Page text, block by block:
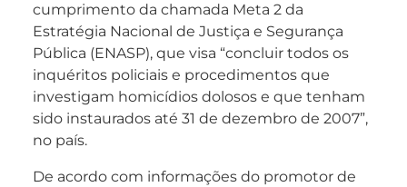
cumprimento da chamada Meta 2 da
Estratégia Nacional de Justiça e Segurança
Pública (ENASP), que visa “concluir todos os
inquéritos policiais e procedimentos que
investigam homicídios dolosos e que tenham
sido instaurados até 31 de dezembro de 2007”,
no país.
De acordo com informações do promotor de